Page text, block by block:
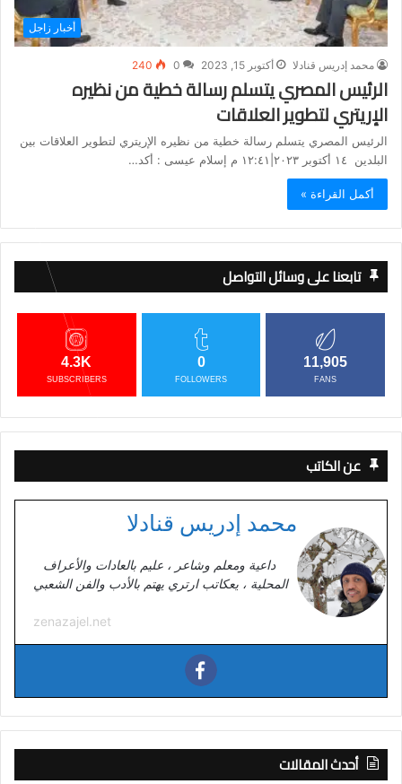
أخبار زاجل
محمد إدريس قنادلا أكتوبر 15, 2023 0
240
الرئيس المصري يتسلم رسالة خطية من نظيره
الإريتري لتطوير العلاقات
الرئيس المصري يتسلم رسالة خطية من نظيره الإريتري لتطوير العلاقات بين
البلدين ١٤ أكتوبر ٢٠٢٣|١٢:٤١ م إسلام عيسى : أكد…
أكمل القراءة »
تابعنا على وسائل التواصل
11,905
FANS
0
FOLLOWERS
4.3K
SUBSCRIBERS
عن الكاتب
محمد إدريس قنادلا
داعية ومعلم وشاعر ، عليم بالعادات والأعراف
المحلية ، يعكاتب ارتري يهتم بالأدب والفن الشعبي
zenazajel.net
أحدث المقالات